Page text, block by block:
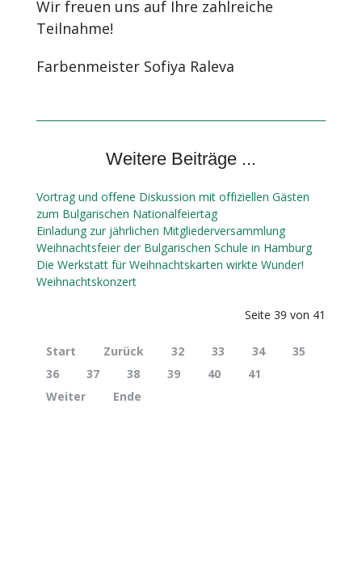
Wir freuen uns auf Ihre zahlreiche
Teilnahme!
Farbenmeister Sofiya Raleva
Weitere Beiträge ...
Vortrag und offene Diskussion mit offiziellen Gästen
zum Bulgarischen Nationalfeiertag
Einladung zur jährlichen Mitgliederversammlung
Weihnachtsfeier der Bulgarischen Schule in Hamburg
Die Werkstatt für Weihnachtskarten wirkte Wunder!
Weihnachtskonzert
Seite 39 von 41
Start Zurück 32 33 34
35
36
37 38 39 40
41
Weiter
Ende